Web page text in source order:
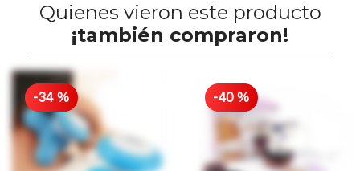
Quienes vieron este producto
¡también compraron!
-34% -40%